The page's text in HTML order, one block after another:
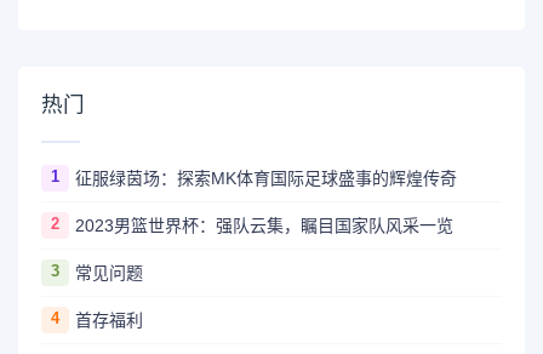
热门
1 征服绿茵场：探索MK体育国际足球盛事的辉煌传奇
2 2023男篮世界杯：强队云集，瞩目国家队风采一览
3 常见问题
4 首存福利